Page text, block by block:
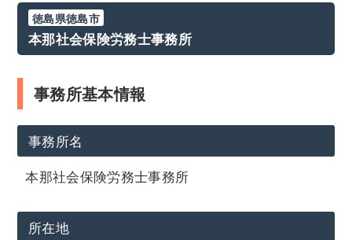
徳島県徳島市
本那社会保険労務士事務所
事務所基本情報
事務所名
本那社会保険労務士事務所
所在地